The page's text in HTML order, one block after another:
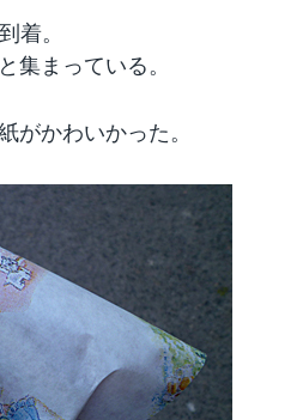
着。
集まっている。
がかわいかった。